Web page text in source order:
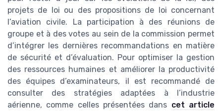
projets de loi ou des propositions de loi concernant
l’aviation civile. La participation à des réunions de
groupe et à des votes au sein de la commission permet
d’intégrer les dernières recommandations en matière
de sécurité et d’évaluation. Pour optimiser la gestion
des ressources humaines et améliorer la productivité
des équipes d’examinateurs, il est recommandé de
consulter des stratégies adaptées à l’industrie
aérienne, comme celles présentées dans cet article